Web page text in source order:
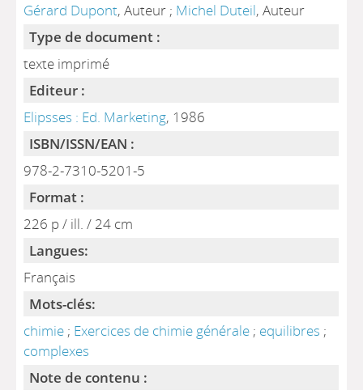
Gérard Dupont, Auteur ; Michel Duteil, Auteur
Type de document :
texte imprimé
Editeur :
Elipsses : Ed. Marketing, 1986
ISBN/ISSN/EAN :
978-2-7310-5201-5
Format :
226 p / ill. / 24 cm
Langues:
Français
Mots-clés:
chimie ; Exercices de chimie générale ; equilibres ;
complexes
Note de contenu :